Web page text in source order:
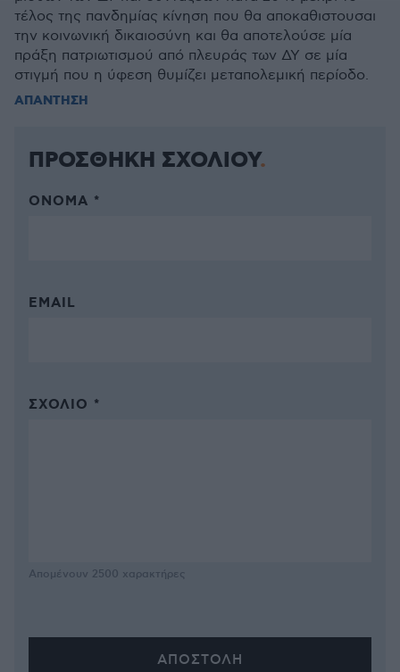
τέλος της πανδημίας κίνηση που θα αποκαθιστουσαι
την κοινωνική δικαιοσύνη και θα αποτελούσε μία
πράξη πατριωτισμού από πλευράς των ΔΥ σε μία
στιγμή που η ύφεση θυμίζει μεταπολεμική περίοδο.
ΑΠΑΝΤΗΣΗ
ΠΡΟΣΘΗΚΗ ΣΧΟΛΙΟΥ
ΌΝΟΜΑ *
EMAIL
ΣΧΌΛΙΟ *
Απομένουν 2500 χαρακτήρες